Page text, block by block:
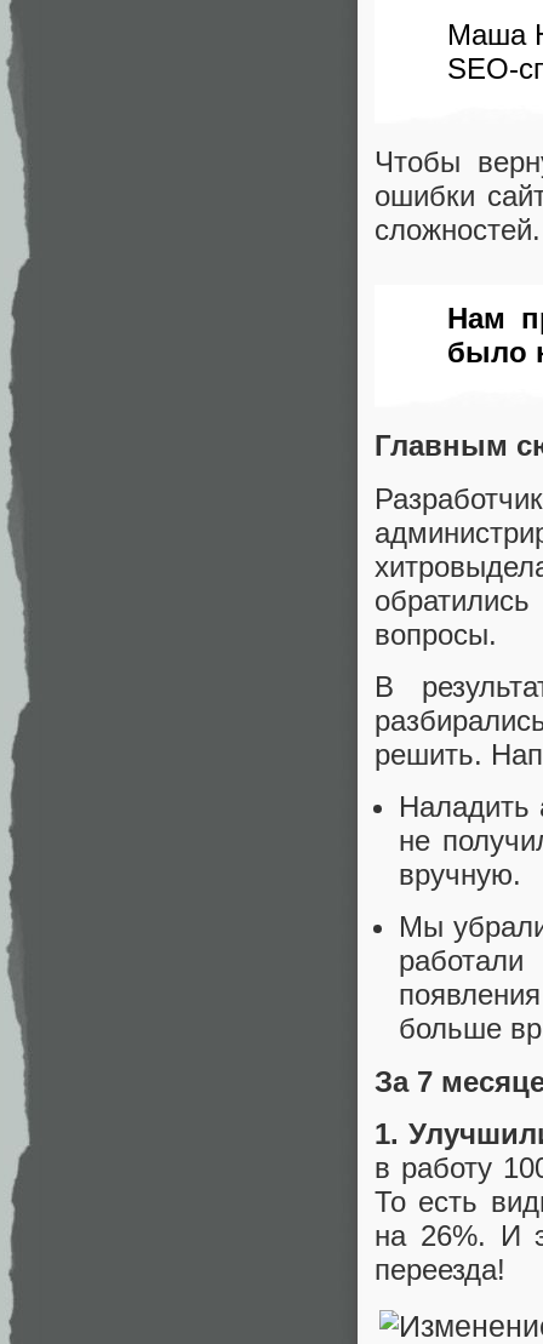
Маша
SEO-
Чтобы
ошибки
сложностей.
Нам
было
Главным
вопросы.
В
решить.
Наладить
не
вручную.
Мы
больше
За 7
1.
в работу
То есть
на 26%. И
переезда!